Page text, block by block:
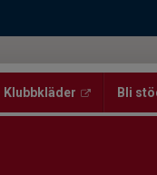
Klubbkläder Bli